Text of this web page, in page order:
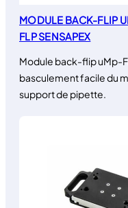
MODULE BACK-FLIP
FLP SENSAPEX
Module back-flip uMp-
basculement facile du
support de pipette.